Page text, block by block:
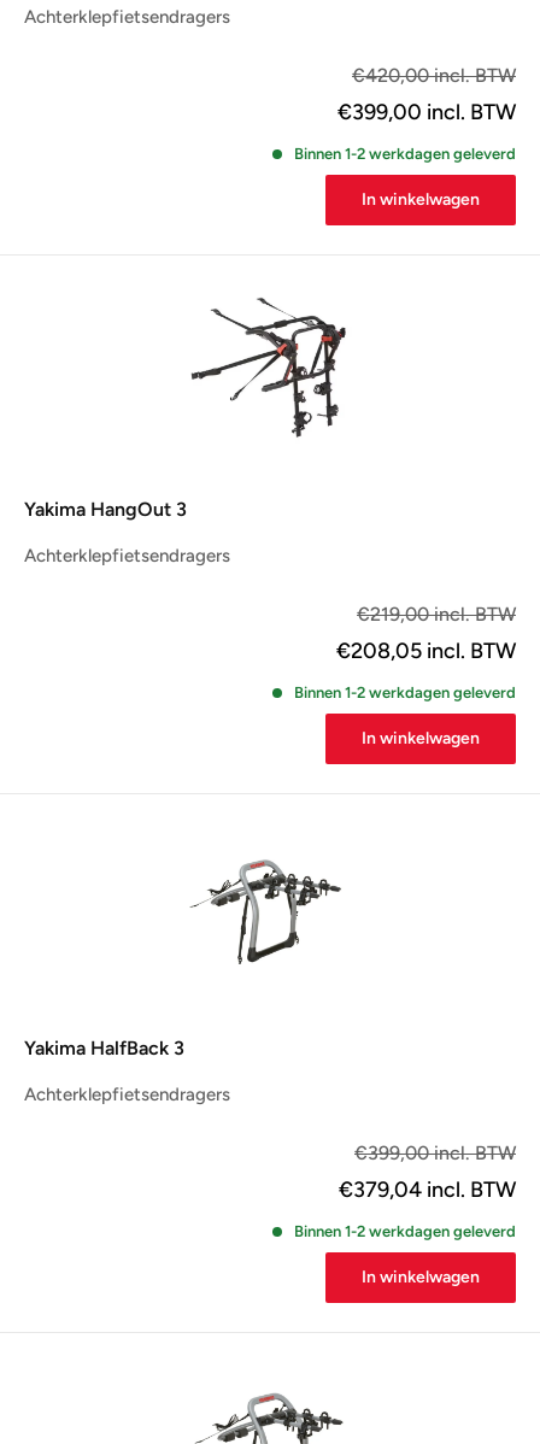
Achterklepfietsendragers
€420,00 incl. BTW
€399,00 incl. BTW
Binnen 1-2 werkdagen geleverd
In winkelwagen
Yakima HangOut 3
Achterklepfietsendragers
€219,00 incl. BTW
€208,05 incl. BTW
Binnen 1-2 werkdagen geleverd
In winkelwagen
Yakima HalfBack 3
Achterklepfietsendragers
€399,00 incl. BTW
€379,04 incl. BTW
Binnen 1-2 werkdagen geleverd
In winkelwagen